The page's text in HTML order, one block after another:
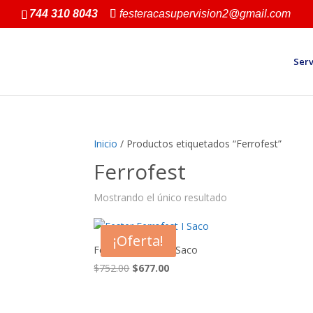
744 310 8043 festeracasupervision2@gmail.com
Inicio / Productos etiquetados “Ferrofest”
Ferrofest
Mostrando el único resultado
¡Oferta!
Fester Ferrofest I Saco
$752.00 El
$677.00El